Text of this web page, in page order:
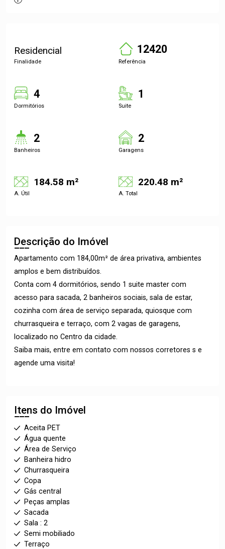
Residencial
Finalidade
12420
Referência
4
Dormitórios
1
Suite
2
Banheiros
2
Garagens
184.58 m²
A. Útil
220.48 m²
A. Total
Descrição do Imóvel
Apartamento com 184,00m² de área privativa, ambientes
amplos e bem distribuídos.
Conta com 4 dormitórios, sendo 1 suite master com
acesso para sacada, 2 banheiros sociais, sala de estar,
cozinha com área de serviço separada, quiosque com
churrasqueira e terraço, com 2 vagas de garagens,
localizado no Centro da cidade.
Saiba mais, entre em contato com nossos corretores s e
agende uma visita!
Itens do Imóvel
Aceita PET
Água quente
Área de Serviço
Banheira hidro
Churrasqueira
Copa
Gás central
Peças amplas
Sacada
Sala : 2
Semi mobiliado
Terraço